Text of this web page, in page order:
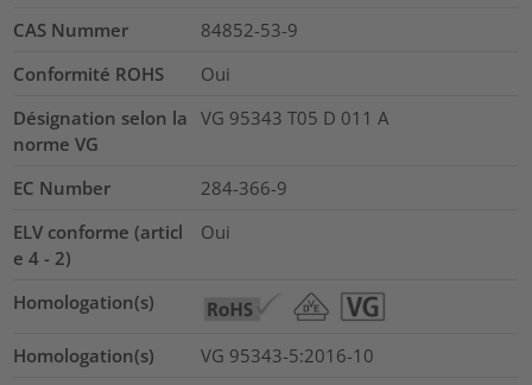
CAS Nummer
84852-53-9
Conformité ROHS
Oui
Désignation selon la
norme VG
VG 95343 T05 D 011 A
EC Number
284-366-9
ELV conforme (articl
e 4 - 2)
Oui
Homologation(s)
Homologation(s)
VG 95343-5:2016-10